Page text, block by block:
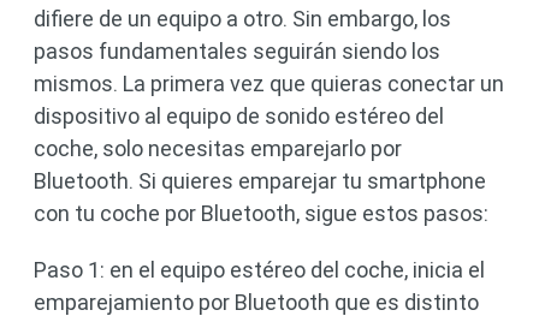
difiere de un equipo a otro. Sin embargo, los
pasos fundamentales seguirán siendo los
mismos. La primera vez que quieras conectar un
dispositivo al equipo de sonido estéreo del
coche, solo necesitas emparejarlo por
Bluetooth. Si quieres emparejar tu smartphone
con tu coche por Bluetooth, sigue estos pasos:
Paso 1: en el equipo estéreo del coche, inicia el
emparejamiento por Bluetooth que es distinto